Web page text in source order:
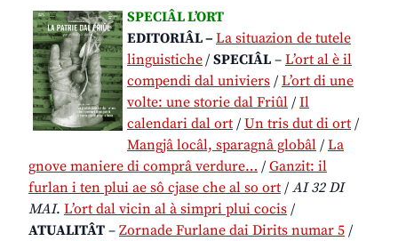
SPECIÂL L’ORT
EDITORIÂL– La situazion de tutele
linguistiche/ SPECIÂL – L’ort al è il
compendi dal univiers / L’ort di une
volte: une storie dal Friûl / Il
calendari dal ort / Un tris dut di ort /
Mangjâ locâl, sparagnâ globâl / La
gnove maniere di comprâ verdure… / Ganzit: il
furlan i ten plui ae sô cjase che al so ort / AI 32 DI
MAI. L’ort dal vicin al à simpri plui cocis /
ATUALITÂT – Zornade Furlane dai Dirits numar 5 /